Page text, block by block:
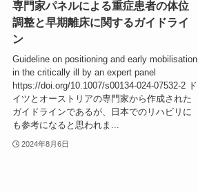
専門家パネルによる重症患者の体位
調整と早期離床に関するガイドライ
ン
Guideline on positioning and early mobilisation
in the critically ill by an expert panel
https://doi.org/10.1007/s00134-024-07532-2 ド
イツとオーストリアの専門家から作成された
ガイドラインであるが、日本でのリハビリに
も参考になると思われま...
2024年8月6日